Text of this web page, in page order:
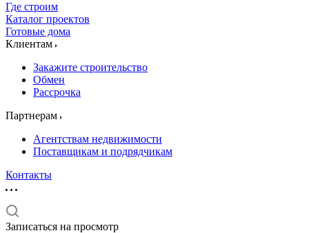
Где строим
Каталог проектов
Готовые дома
Клиентам
Закажите строительство
Обмен
Рассрочка
Партнерам
Агентствам недвижимости
Поставщикам и подрядчикам
Контакты
Записаться на просмотр